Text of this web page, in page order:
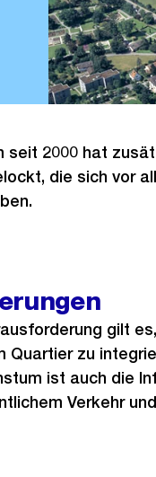
seit 2000 hat
die sich vor
gilt
Quartier zu
ist auch die
Verkehr